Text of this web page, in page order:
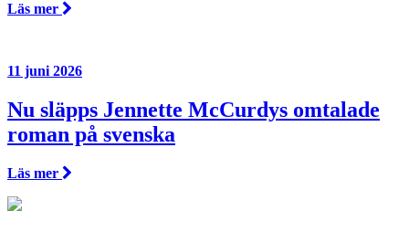
Läs mer
11 juni 2026
Nu släpps Jennette McCurdys omtalade
roman på svenska
Läs mer